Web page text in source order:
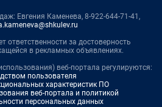
Евгения Каменева, 8-922-644-71-41,
ответственности за достоверность
в рекламных объявлениях.
веб-портала регулируются:
пользователя
характеристик ПО
веб-портала и политикой
персональных данных